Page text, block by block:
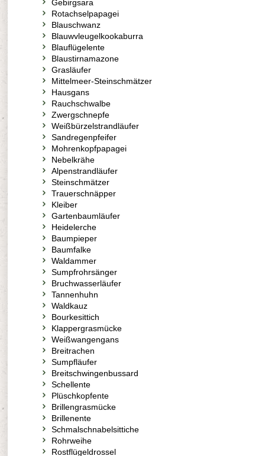
Gebirgsara
Rotachselpapagei
Blauschwanz
Blauwvleugelkookaburra
Blauflügelente
Blaustirnamazone
Grasläufer
Mittelmeer-Steinschmätzer
Hausgans
Rauchschwalbe
Zwergschnepfe
Weißbürzelstrandläufer
Sandregenpfeifer
Mohrenkopfpapagei
Nebelkrähe
Alpenstrandläufer
Steinschmätzer
Trauerschnäpper
Kleiber
Gartenbaumläufer
Heidelerche
Baumpieper
Baumfalke
Waldammer
Sumpfrohrsänger
Bruchwasserläufer
Tannenhuhn
Waldkauz
Bourkesittich
Klappergrasmücke
Weißwangengans
Breitrachen
Sumpfläufer
Breitschwingenbussard
Schellente
Plüschkopfente
Brillengrasmücke
Brillenente
Schmalschnabelsittiche
Rohrweihe
Rostflügeldrossel